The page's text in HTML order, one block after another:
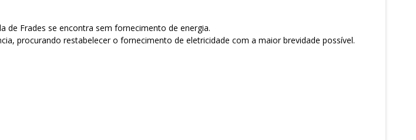
de Frades se encontra sem fornecimento de energia.
procurando restabelecer o fornecimento de eletricidade com a maior brevidade possível.